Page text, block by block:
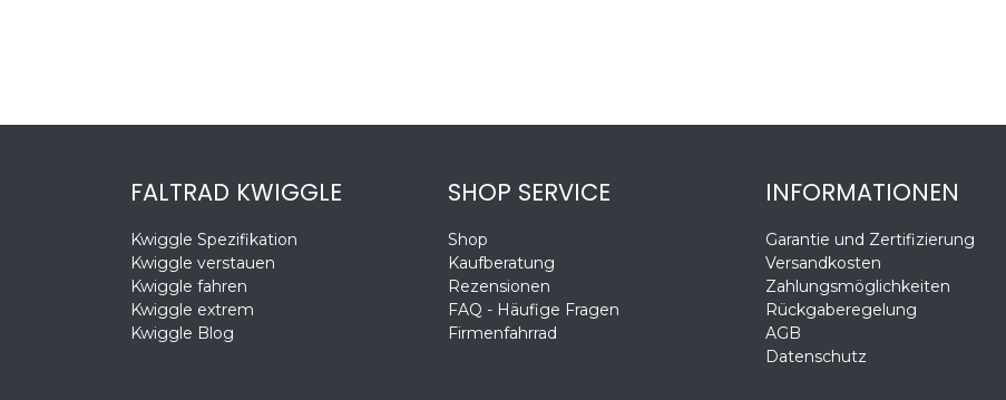
FALTRAD KWIGGLE
Kwiggle Spezifikation
Kwiggle verstauen
Kwiggle fahren
Kwiggle extrem
Kwiggle Blog
SHOP SERVICE
Shop
Kaufberatung
Rezensionen
FAQ - Häufige Fragen
Firmenfahrrad
INFORMATIONEN
Garantie und Zertifizierung
Versandkosten
Zahlungsmöglichkeiten
Rückgaberegelung
AGB
Datenschutz